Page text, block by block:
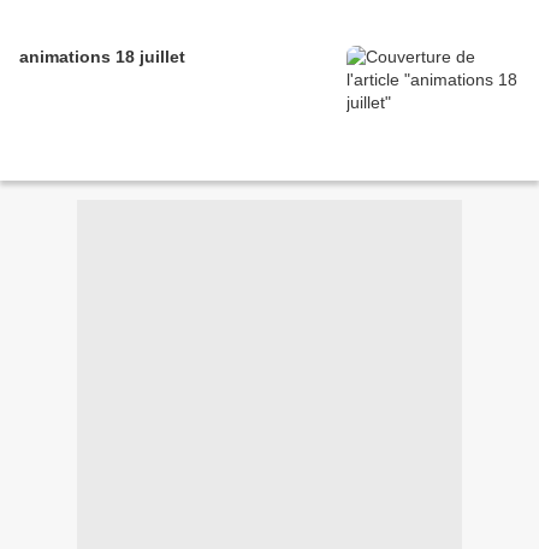
animations 18 juillet